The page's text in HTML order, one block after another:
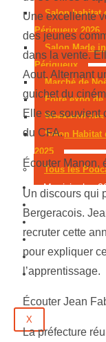
Salon habitat
Périgueux 2026
Salon Made
Périgueux
Marché de
Foire expo de
Week-end
Salon Habitat
2025
Tous les
Municipales
Partenaires
Emploi
Évènements
Contact
X
Une excellente
des jeunes
dans la vente.
Aout. Alternant
guichet du
Elle se souvient
du CFA.
Écouter Manon,
Un discours qui
Bergeracois.
recruter cette
pour expliquer
l’apprentissage.
Écouter Jean
La préfecture